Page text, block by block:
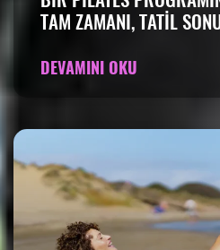
TAM ZAMANI, TATIL
DEVAMINI OKU